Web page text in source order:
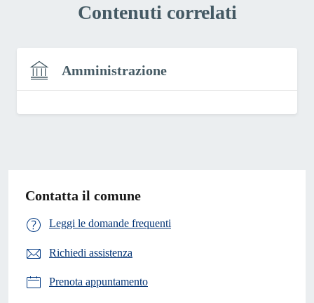
Contenuti correlati
Amministrazione
Contatta il comune
Leggi le domande frequenti
Richiedi assistenza
Prenota appuntamento